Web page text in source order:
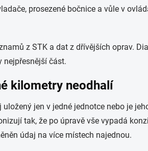
prosezené bočnice a vůle v
z STK a dat z dřívějších oprav.
nejpřesnější část.
kilometry neodhalí
jen v jedné jednotce nebo je
tak, že po úpravě vše vypadá
údaj na více místech najednou.